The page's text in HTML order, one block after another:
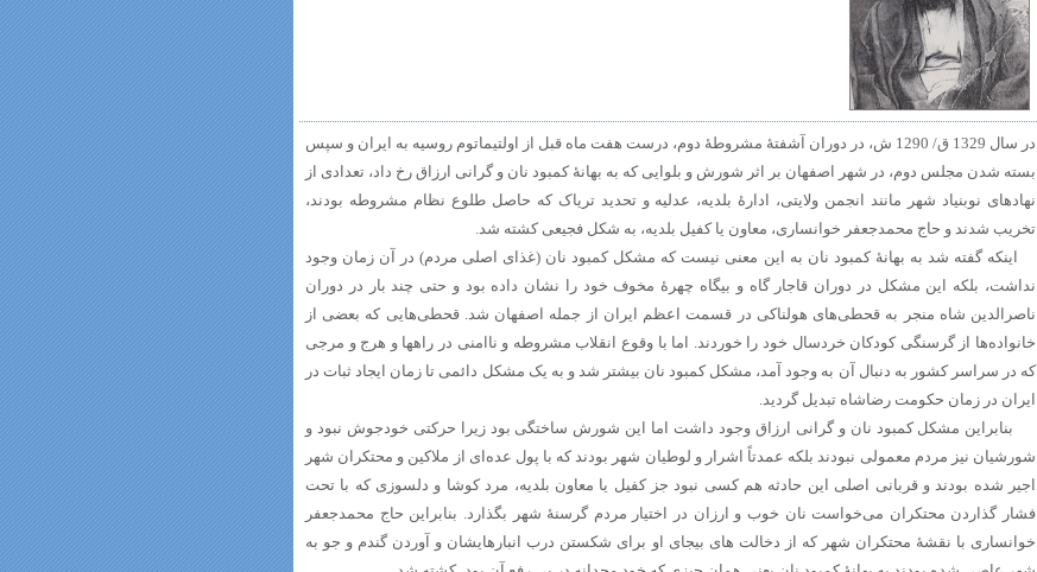
در سال 1329 ق/ 1290 ش، در دوران آشفتۀ مشروطۀ دوم، درست هفت ماه قبل از اولتیماتوم روسیه به ایران و سپس
بسته شدن مجلس دوم، در شهر اصفهان بر اثر شورش و بلوایی که به بهانۀ کمبود نان و گرانی ارزاق رخ داد، تعدادی از
نهادهای نوبنیاد شهر مانند انجمن ولایتی، ادارۀ بلدیه، عدلیه و تحدید تریاک که حاصل طلوع نظام مشروطه بودند،
تخریب شدند و حاج محمدجعفر خوانساری، معاون یا کفیل بلدیه، به شکل فجیعی کشته شد.
اینکه گفته شد به بهانۀ کمبود نان به این معنی نیست که مشکل کمبود نان (غذای اصلی مردم) در آن زمان وجود
نداشت، بلکه این مشکل در دوران قاجار گاه و بیگاه چهرۀ مخوف خود را نشان داده بود و حتی چند بار در دوران
ناصرالدین شاه منجر به قحطی‌های هولناکی در قسمت اعظم ایران از جمله اصفهان شد. قحطی‌هایی که بعضی از
خانواده‌ها از گرسنگی کودکان خردسال خود را خوردند. اما با وقوع انقلاب مشروطه و ناامنی در راهها و هرج و مرجی
که در سراسر کشور به دنبال آن به وجود آمد، مشکل کمبود نان بیشتر شد و به یک مشکل دائمی تا زمان ایجاد ثبات در
ایران در زمان حکومت رضاشاه تبدیل گردید.
بنابراین مشکل کمبود نان و گرانی ارزاق وجود داشت اما این شورش ساختگی بود زیرا حرکتی خودجوش نبود و
شورشیان نیز مردم معمولی نبودند بلکه عمدتاً اشرار و لوطیان شهر بودند که با پول عده‌ای از ملاکین و محتکران شهر
اجیر شده بودند و قربانی اصلی این حادثه هم کسی نبود جز کفیل یا معاون بلدیه، مرد کوشا و دلسوزی که با تحت
فشار گذاردن محتکران می‌خواست نان خوب و ارزان در اختیار مردم گرسنۀ شهر بگذارد. بنابراین حاج محمدجعفر
خوانساری با نقشۀ محتکران شهر که از دخالت های بیجای او برای شکستن درب انبارهایشان و آوردن گندم و جو به